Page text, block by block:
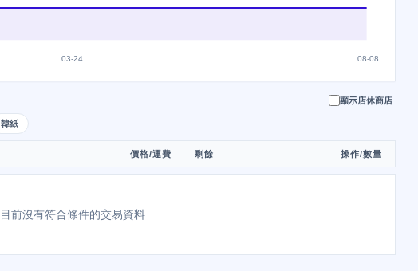
03-24 08-08
顯示店休商店
韓紙
價格/運費 剩餘 操作/數量
目前沒有符合條件的交易資料